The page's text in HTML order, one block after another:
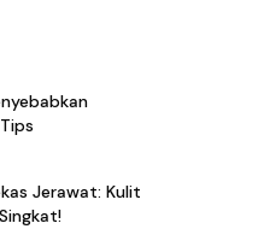
Jerawat: Kulit